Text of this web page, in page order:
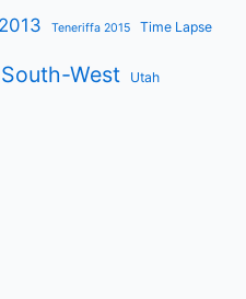
Teneriffa 2015 Time Lapse
West Utah